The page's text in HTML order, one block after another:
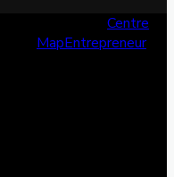
Centre
MapEntrepreneur